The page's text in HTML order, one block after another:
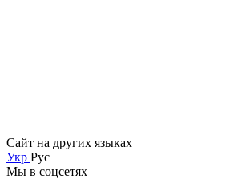
Сайт на других языках
Укр Рус
Мы в соцсетях